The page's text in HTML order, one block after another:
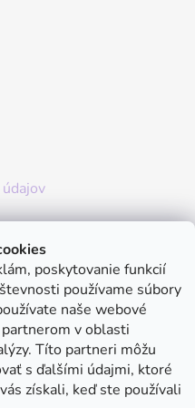
poskytovanie funkcií
používame súbory
naše webové
v oblasti
Títo partneri môžu
s ďalšími údajmi, ktoré
získali, keď ste používali